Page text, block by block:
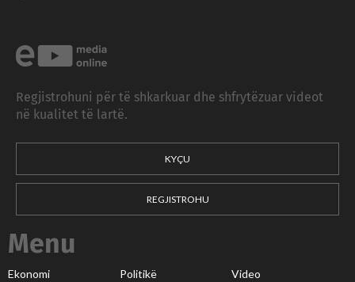
Regjistrohuni për të shkarkuar dhe shfrytëzuar videot
në kualitet të lartë.
KYÇU
REGJISTROHU
Menu
Ekonomi Politikë Video